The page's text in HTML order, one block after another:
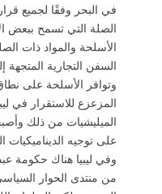
في البحر وفقًا لجميع
الصلة التي تسمح ببعض
الأسلحة والمواد ذات
السفن التجارية المتجهة
وتوافر الأسلحة على
المزعزع للاستقرار في
الميليشيات من ذلك
على توجيه الديناميكيات
وفي ليبيا هناك حكومة
من منتدى الحوار